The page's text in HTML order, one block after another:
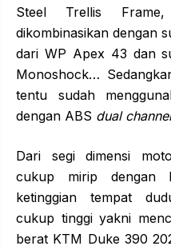
Steel Trellis
dikombinasikan dengan
dari WP Apex 43 dan
Monoshock…
tentu sudah
dengan ABS dual channel
Dari segi dimensi
cukup mirip dengan
ketinggian tempat
cukup tinggi yakni
berat KTM Duke 390